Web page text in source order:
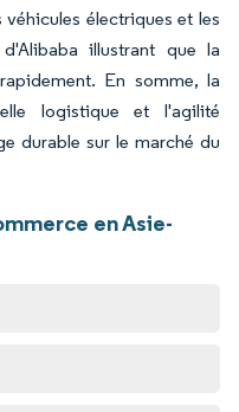
électriques et les
illustrant que la
En somme, la
logistique et l'agilité
durable sur le marché du
en Asie-